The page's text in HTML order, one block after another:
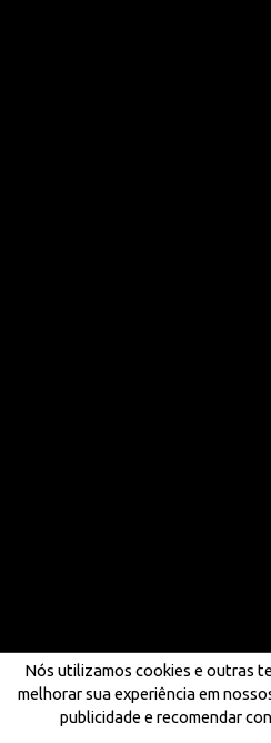
Nós utilizamos cookies e outras
melhorar sua experiência em
publicidade e recomendar